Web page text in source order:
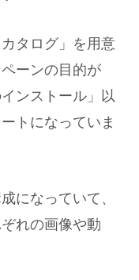
タログ」を用意
ーンの目的が
ンストール」以
トになっていま
になっていて、
れの画像や動